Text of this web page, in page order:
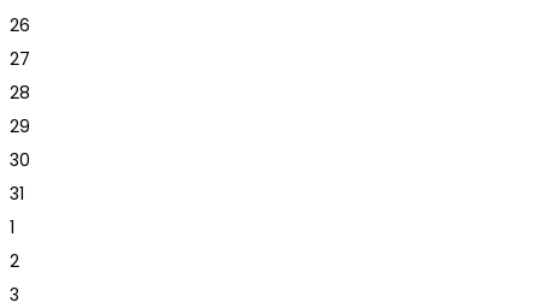
26
27
28
29
30
31
1
2
3